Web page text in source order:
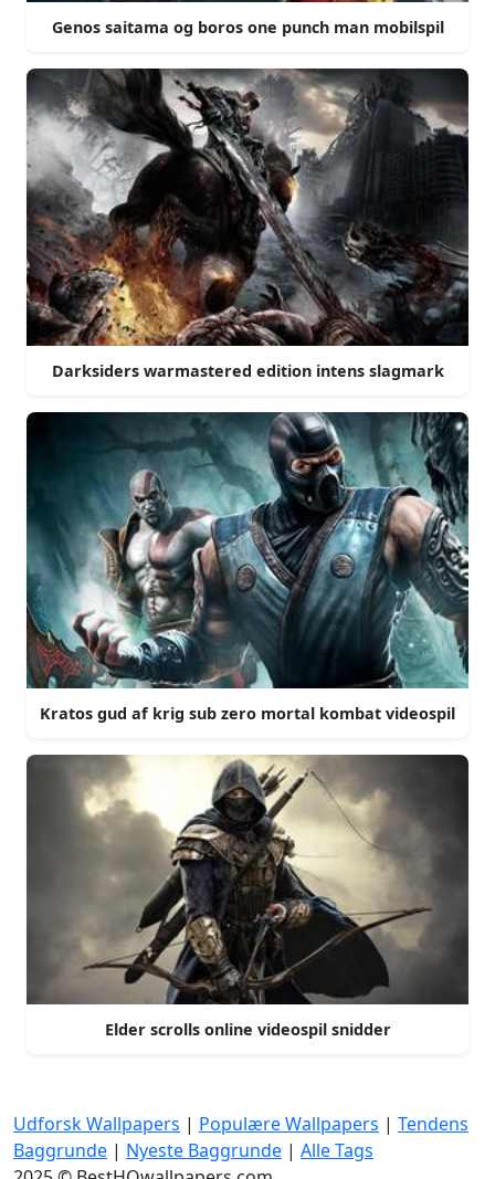
Genos saitama og boros one punch man mobilspil
Darksiders warmastered edition intens slagmark
Kratos gud af krig sub zero mortal kombat videospil
Elder scrolls online videospil snidder
Udforsk Wallpapers | Populære Wallpapers | Tendens
Baggrunde | Nyeste Baggrunde | Alle Tags